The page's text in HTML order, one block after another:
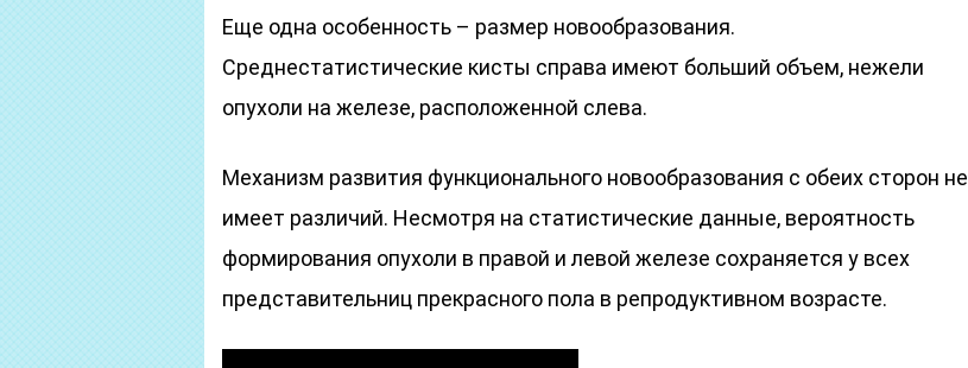
Еще одна особенность – размер новообразования.
Среднестатистические кисты справа имеют больший объем, нежели
опухоли на железе, расположенной слева.
Механизм развития функционального новообразования с обеих сторон не
имеет различий. Несмотря на статистические данные, вероятность
формирования опухоли в правой и левой железе сохраняется у всех
представительниц прекрасного пола в репродуктивном возрасте.